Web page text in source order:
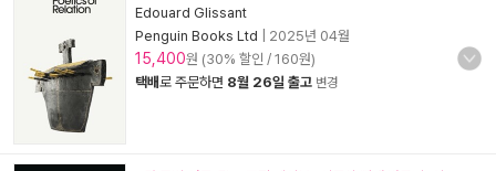
Edouard Glissant
Penguin Books Ltd
2025년 04월
15,400원 (30% 할인 / 160원)
택배로 주문하면 8월 26일 출고 변경